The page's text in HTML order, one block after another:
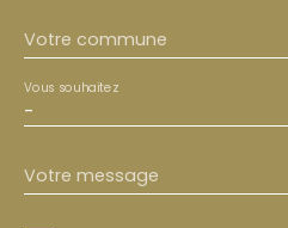
Votre commune
-
Vous souhaitez
Votre message